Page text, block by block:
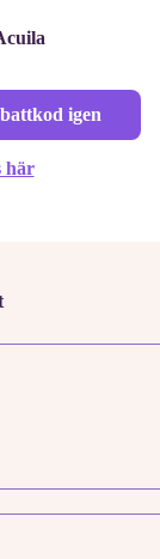
igen
här